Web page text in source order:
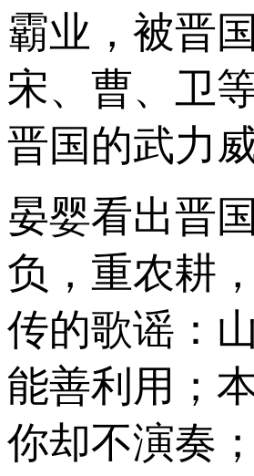
霸业，被晋
宋、曹、卫
晋国的武力
晏婴看出晋
负，重农耕
传的歌谣：
能善利用；
你却不演奏